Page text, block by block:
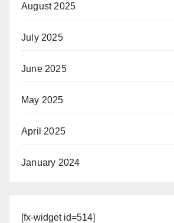
August 2025
July 2025
June 2025
May 2025
April 2025
January 2024
[fx-widget id=514]